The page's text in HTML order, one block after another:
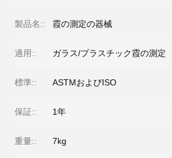
製品名:: 霞の測定の器械
適用:: ガラス/プラスチック霞の測定
標準:: ASTMおよびISO
保証:: 1年
重量:: 7kg